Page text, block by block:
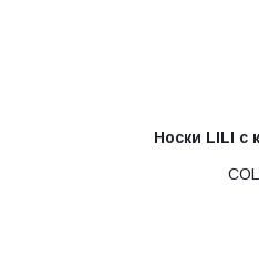
Носки LILI с